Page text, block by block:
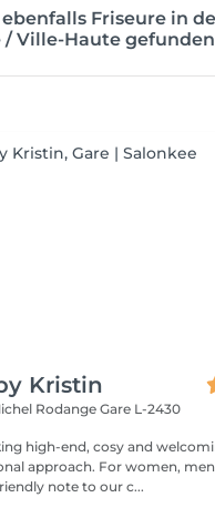
Friseure in
/ Ville-Haute gefunden
Kristin
RodangeGare L-2430
high-end, cosy and
approach. For women,
6 y/o. A friendly note to our c...